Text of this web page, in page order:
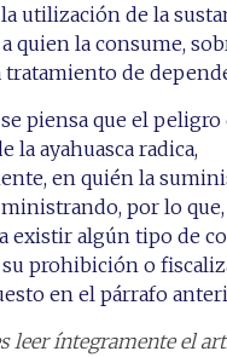
utilización de la
quien la consume,
de
piensa que el peligro
la ayahuasca radica,
en quién la
por lo
existir algún tipo de
prohibición o
en el párrafo
leer íntegramente el